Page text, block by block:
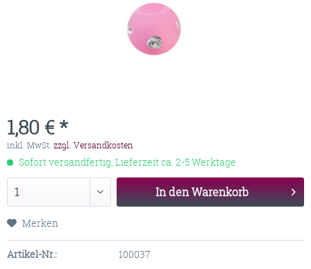
1,80 € *
inkl. MwSt. zzgl. Versandkosten
Sofort versandfertig, Lieferzeit ca. 2-5 Werktage
In denWarenkorb
Merken
Artikel-Nr.: 100037